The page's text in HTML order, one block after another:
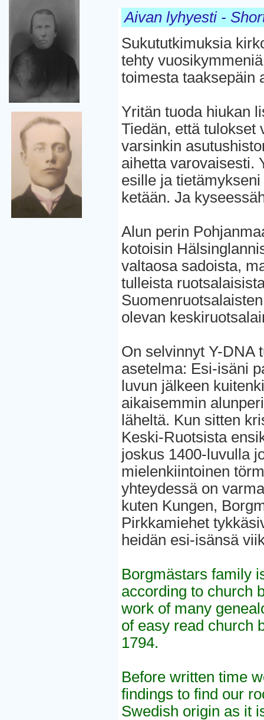
Aivan lyhyesti -
Sukututkimuksia
tehty
toimesta taaksepäin
Yritän tuoda hiukan
Tiedän, että tulokset
varsinkin
aihetta varovaisesti.
esille ja
ketään. Ja
Alun perin
kotoisin
valtaosa sadoista,
tulleista
olevan
On selvinnyt Y-DNA
asetelma: Esi-isäni
luvun jälkeen
aikaisemmin
läheltä. Kun sitten
Keski-Ruotsista
joskus 1400-luvulla
mielenkiintoinen
yhteydessä on
kuten Kungen,
Pirkkamiehet
heidän esi-isänsä
Borgmästars family
according to church
work of many
of easy read church
1794.
Before written time
findings to find our
Swedish origin as it